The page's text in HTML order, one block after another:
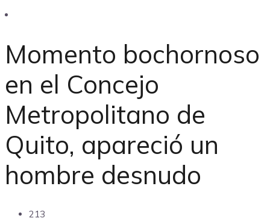
Momento bochornoso
en el Concejo
Metropolitano de
Quito, apareció un
hombre desnudo
213